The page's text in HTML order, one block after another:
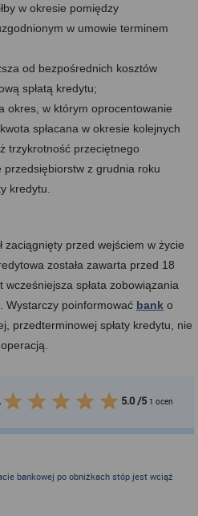
w okresie pomiędzy
w umowie terminem
od bezpośrednich kosztów
spłatą kredytu;
okres, w którym oprocentowanie
spłacana w okresie kolejnych
trzykrotność przeciętnego
z grudnia roku
kredytu.
zaciągnięty przed wejściem w życie
została zawarta przed 18
spłata zobowiązania
Wystarczy poinformować bank o
przedterminowej spłaty kredytu, nie
5.0/5 1 ocen
bankowej po obniżkach stóp jest wciąż